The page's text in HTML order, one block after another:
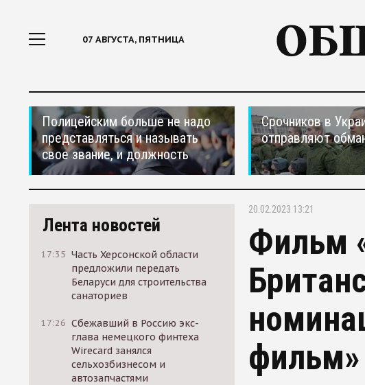
07 АВГУСТА, ПЯТНИЦА
Полицейским больше не надо
представляться и называть
свое звание, и должность
Срочников в
отправляют
Лента новостей
17:35 Часть Херсонской области
предложили передать
Беларуси для строительства
санаториев
17:26 Сбежавший в Россию экс-
глава немецкого финтеха
Wirecard занялся
сельхозбизнесом и
автозапчастями
20.02.2023 13:21
Фильм
фильм»